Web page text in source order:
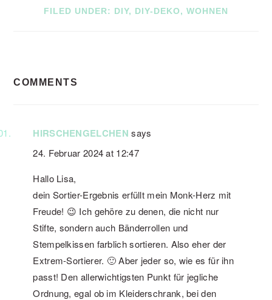
FILED UNDER: DIY, DIY-DEKO, WOHNEN
INTERACTIONS
COMMENTS
HIRSCHENGELCHEN says
24. Februar 2024 at 12:47
Hallo Lisa,
dein Sortier-Ergebnis erfüllt mein Monk-Herz mit
Freude! 😉 Ich gehöre zu denen, die nicht nur
Stifte, sondern auch Bänderrollen und
Stempelkissen farblich sortieren. Also eher der
Extrem-Sortierer. 🙂 Aber jeder so, wie es für ihn
passt! Den allerwichtigsten Punkt für jegliche
Ordnung, egal ob im Kleiderschrank, bei den